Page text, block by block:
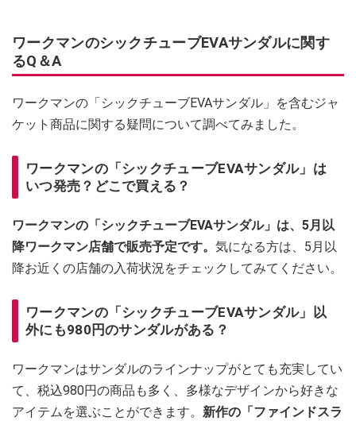
ワークマンのシックチューブEVAサンダルに関す
るQ＆A
ワークマンの「シックチューブEVAサンダル」を含むジャ
ケット商品に関する疑問について調べてみました。
ワークマンの「シックチューブEVAサンダル」は
いつ発売？どこで買える？
ワークマンの「シックチューブEVAサンダル」は、5月以
降ワークマン店舗で販売予定です。 気になる方は、5月以
降お近くの店舗の入荷状況をチェックしてみてください。
ワークマンの「シックチューブEVAサンダル」以
外にも980円のサンダルがある？
ワークマンはサンダルのラインナップがとても充実してい
て、税込980円の商品も多く、多様なデザインから好きな
アイテムを選ぶことができます。 新作の「ファインドスラ